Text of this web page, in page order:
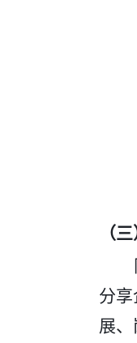
（三
分
展